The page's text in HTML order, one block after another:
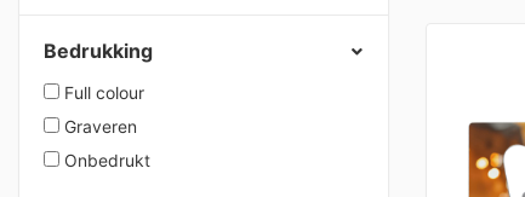
Bedrukking
Full colour
Graveren
Onbedrukt